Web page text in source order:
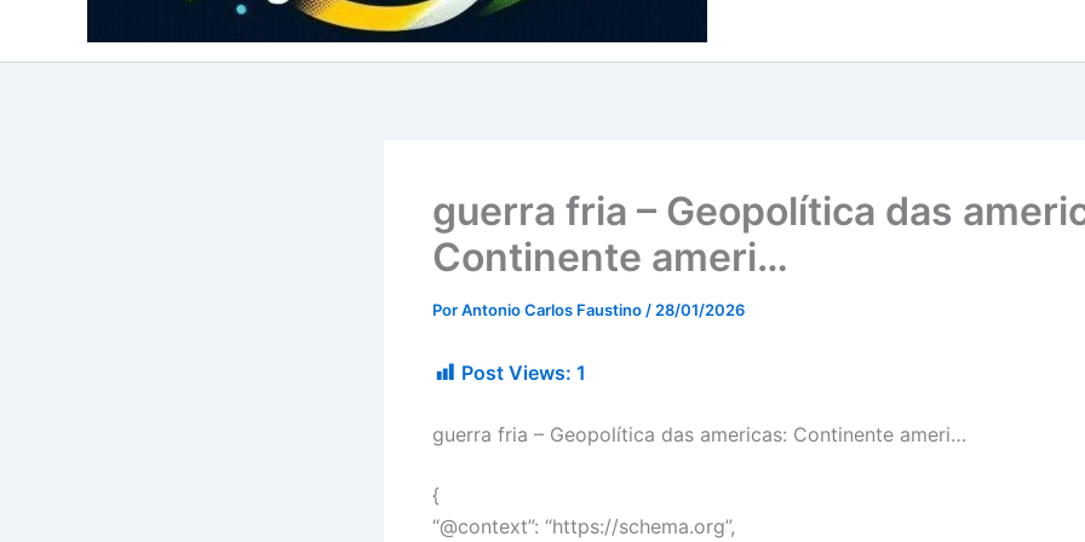
guerra fria – Geopolítica das
Continente ameri…
PorAntonio Carlos Faustino / 28/01/2026
Post Views: 1
guerra fria – Geopolítica das americas: Continente ameri…
{
“@context”: “https://schema.org”,